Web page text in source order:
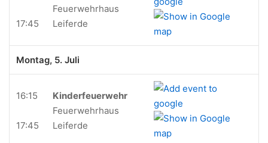
17:45
Feuerwehrhaus
Leiferde
Montag, 5. Juli
16:15
17:45
Kinderfeuerwehr
Feuerwehrhaus
Leiferde